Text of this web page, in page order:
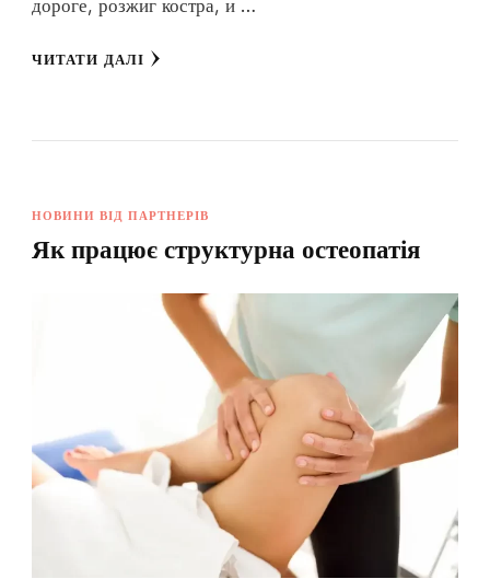
дороге, розжиг костра, и …
ЧИТАТИ ДАЛІ
НОВИНИ ВІД ПАРТНЕРІВ
Як працює структурна остеопатія